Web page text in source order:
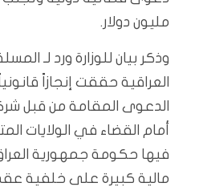
مليون دولار.
وذكر بيان للوزارة ورد لـ
العراقية حققت إنجازاً
الدعوى المقامة من قبل
أمام القضاء في الولايات
فيها حكومة جمهورية العراق
مالية كبيرة على خلفية